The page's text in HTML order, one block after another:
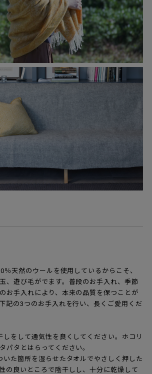
％天然のウールを使用しているからこそ、
、遊び毛がでます。普段のお手入れ、季節
お手入れにより、本来の品質を保つことが
記の3つのお手入れを行い、長くご愛用くだ
しをして通気性を良くしてください。ホコリ
パタとはらってください。
いた箇所を湿らせたタオルでやさしく押した
の良いところで陰干しし、十分に乾燥して